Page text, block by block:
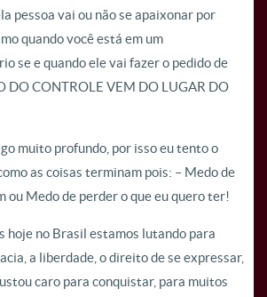
pessoa vai ou não se apaixonar por
quando você está em um
se e quando ele vai fazer o pedido de
DO CONTROLE VEM DO LUGAR DO
profundo, por isso eu tento o
as coisas terminam pois: – Medo de
ou Medo de perder o que eu quero ter!
no Brasil estamos lutando para
a liberdade, o direito de se expressar,
caro para conquistar, para muitos